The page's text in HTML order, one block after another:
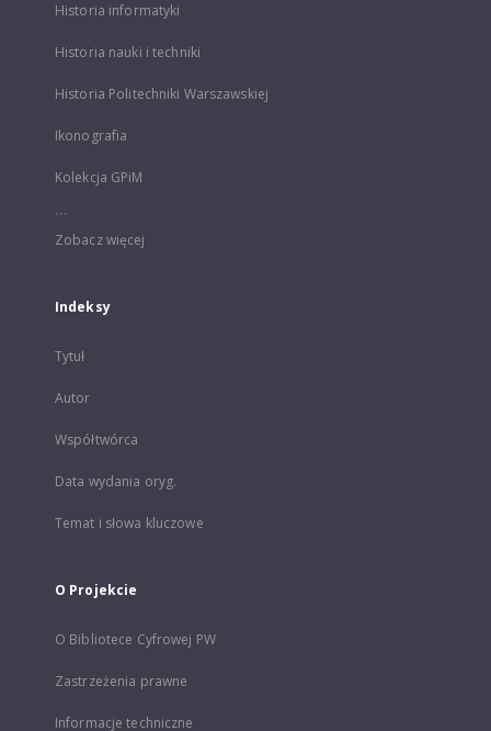
Historia informatyki
Historia nauki i techniki
Historia Politechniki Warszawskiej
Ikonografia
Kolekcja GPiM
...
Zobacz więcej
Indeksy
Tytuł
Autor
Współtwórca
Data wydania oryg.
Temat i słowa kluczowe
O Projekcie
O Bibliotece Cyfrowej PW
Zastrzeżenia prawne
Informacje techniczne